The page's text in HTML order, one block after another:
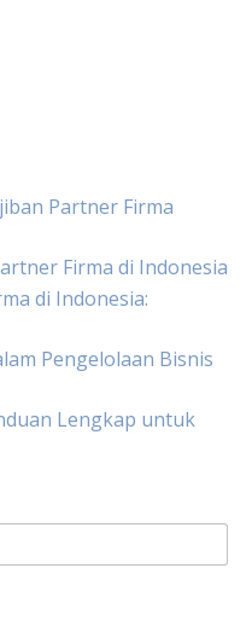
Partner Firma
Firma di Indonesia
di Indonesia:
Pengelolaan Bisnis
Lengkap untuk